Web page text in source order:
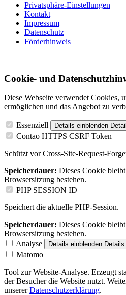
Privatsphäre-Einstellungen
Kontakt
Impressum
Datenschutz
Förderhinweis
Cookie- und
Diese Webseite verwendet Cookies,
ermöglichen und das Angebot zu
Essenziell Details einblenden
Contao HTTPS CSRF Token
Schützt vor Cross-Site-Request-
Speicherdauer: Dieses Cookie
Browsersitzung bestehen.
PHP SESSION ID
Speichert die aktuelle PHP-Session.
Speicherdauer: Dieses Cookie
Browsersitzung bestehen.
Analyse
Details einblenden
Matomo
Tool zur Website-Analyse. Erzeugt
der Besucher die Website nutzt.
unsererDatenschutzerklärung.